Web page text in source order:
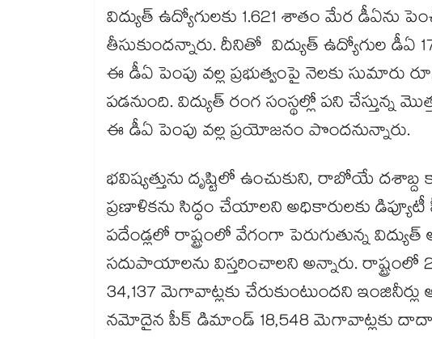
విద్యుత్ ఉద్యోగుల‌‌‌‌‌‌‌‌కు 1.621 శాతం మేర డీఏను
తీసుకుందన్నారు. దీనితో విద్యుత్ ఉద్యోగుల డీఏ
ఈ డీఏ పెంపు వ‌‌‌‌‌‌‌‌ల్ల ప్రభుత్వంపై నెలకు సుమారు
పడనుంది. విద్యుత్ రంగ సంస్థల్లో ప‌‌‌‌‌‌‌‌ని చేస్తున్న
ఈ డీఏ పెంపు వ‌‌‌‌‌‌‌‌ల్ల ప్రయోజనం పొందనున్నారు.
భవిష్యత్తును దృష్టిలో ఉంచుకుని, రాబోయే
ప్రణాళికను సిద్ధం చేయాలని అధికారులకు
పదేండ్లలో రాష్ట్రంలో వేగంగా పెరుగుతున్న
సదుపాయాలను విస్తరించాల‌‌‌‌‌‌‌‌‌‌‌‌‌‌‌‌‌‌‌‌‌‌‌‌‌‌‌‌‌‌‌‌‌‌‌‌‌‌‌‌‌‌‌‌‌‌‌‌‌‌‌‌‌‌‌‌‌‌‌‌‌‌‌‌‌‌‌‌‌‌‌‌‌‌‌‌‌‌‌‌‌‌‌‌‌‌‌‌‌‌‌‌‌‌‌‌‌‌‌‌‌‌‌‌‌‌‌‌‌‌‌‌‌‌‌‌‌‌‌‌‌‌‌‌‌‌‌‌ని అన్నారు.
34,137 మెగావాట్లకు చేరుకుంటుందని
నమోదైన పీక్ డిమాండ్ 18,548 మెగావాట్లకు